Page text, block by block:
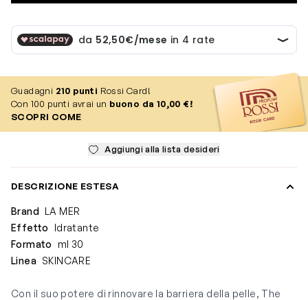
Guadagni 210 punti Rossi Card!
Con 100 punti avrai un buono da 10,00 €!
SCOPRI COME
Aggiungi alla lista desideri
DESCRIZIONE ESTESA
Brand LA MER
Effetto
Idratante
Formato
ml 30
Linea SKINCARE
Con il suo potere di rinnovare la barriera della pelle, The